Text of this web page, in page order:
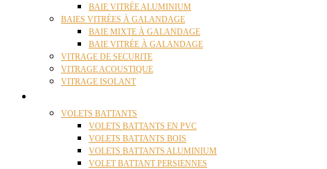
BAIE VITRÉE ALUMINIUM
BAIES VITRÉES À GALANDAGE
BAIE MIXTE À GALANDAGE
BAIE VITRÉE À GALANDAGE
VITRAGE DE SECURITE
VITRAGE ACOUSTIQUE
VITRAGE ISOLANT
VOLETS BATTANTS
VOLETS BATTANTS EN PVC
VOLETS BATTANTS BOIS
VOLETS BATTANTS ALUMINIUM
VOLET BATTANT PERSIENNES